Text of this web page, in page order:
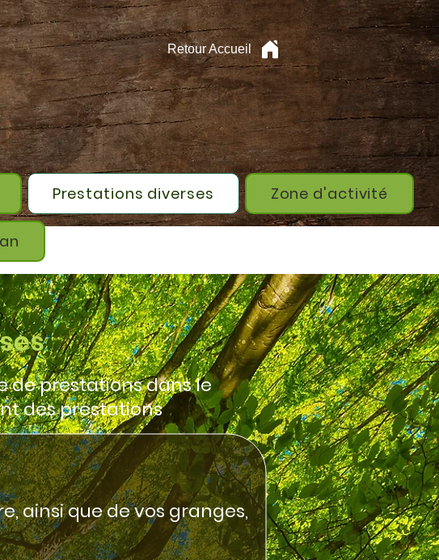
Retour Accueil
Prestations diverses Zone d'activité
de prestations dans le
des prestations
ainsi que de vos granges,